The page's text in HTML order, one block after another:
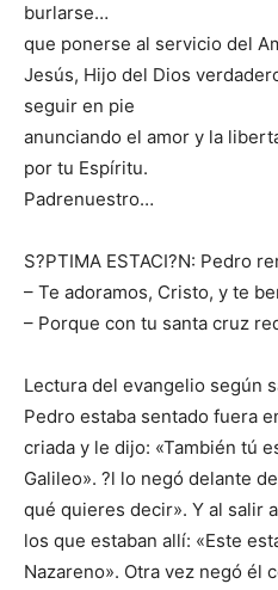
burlarse…
que ponerse al servicio del
Jesús, Hijo del Dios
seguir en pie
anunciando el amor y la
por tu Espíritu.
Padrenuestro…
S?PTIMA ESTACI?N: Pedro
– Te adoramos, Cristo, y te
– Porque con tu santa cruz
Lectura del evangelio según
Pedro estaba sentado fuera
criada y le dijo: «También tú
Galileo». ?l lo negó delante
qué quieres decir». Y al salir
los que estaban allí: «Este
Nazareno». Otra vez negó él